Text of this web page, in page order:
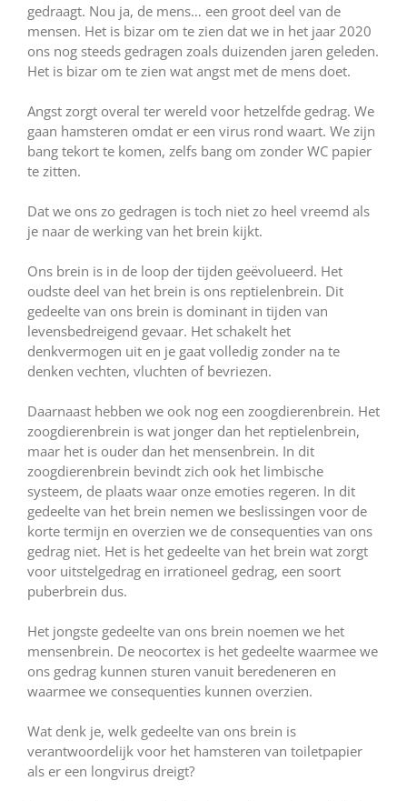
gedraagt. Nou ja, de mens… een groot deel van de
mensen. Het is bizar om te zien dat we in het jaar 2020
ons nog steeds gedragen zoals duizenden jaren geleden.
Het is bizar om te zien wat angst met de mens doet.
Angst zorgt overal ter wereld voor hetzelfde gedrag. We
gaan hamsteren omdat er een virus rond waart. We zijn
bang tekort te komen, zelfs bang om zonder WC papier
te zitten.
Dat we ons zo gedragen is toch niet zo heel vreemd als
je naar de werking van het brein kijkt.
Ons brein is in de loop der tijden geëvolueerd. Het
oudste deel van het brein is ons reptielenbrein. Dit
gedeelte van ons brein is dominant in tijden van
levensbedreigend gevaar. Het schakelt het
denkvermogen uit en je gaat volledig zonder na te
denken vechten, vluchten of bevriezen.
Daarnaast hebben we ook nog een zoogdierenbrein. Het
zoogdierenbrein is wat jonger dan het reptielenbrein,
maar het is ouder dan het mensenbrein. In dit
zoogdierenbrein bevindt zich ook het limbische
systeem, de plaats waar onze emoties regeren. In dit
gedeelte van het brein nemen we beslissingen voor de
korte termijn en overzien we de consequenties van ons
gedrag niet. Het is het gedeelte van het brein wat zorgt
voor uitstelgedrag en irrationeel gedrag, een soort
puberbrein dus.
Het jongste gedeelte van ons brein noemen we het
mensenbrein. De neocortex is het gedeelte waarmee we
ons gedrag kunnen sturen vanuit beredeneren en
waarmee we consequenties kunnen overzien.
Wat denk je, welk gedeelte van ons brein is
verantwoordelijk voor het hamsteren van toiletpapier
als er een longvirus dreigt?